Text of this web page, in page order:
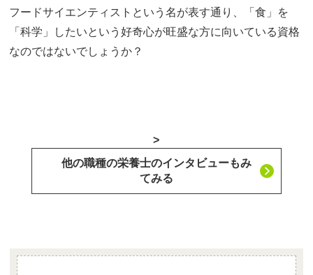
フードサイエンティストという名が表す通り、「食」を
「科学」したいという好奇心が旺盛な方に向いている資格
なのではないでしょうか？
>
他の職種の栄養士のインタビューもみ
てみる